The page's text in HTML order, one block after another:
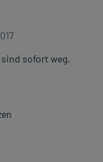
sofort weg.